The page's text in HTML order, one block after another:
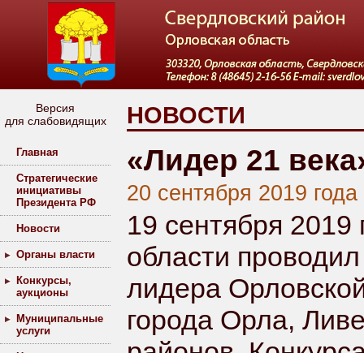
Версия
для слабовидящих
Главная
Стратегические
инициативы
Президента РФ
Новости
Органы власти
Конкурсы,
аукционы
Муниципальные
услуги
НОВОСТИ
«Лидер 21
20 сентября 2019 года
19 сентября
области
лидера
города Орла,